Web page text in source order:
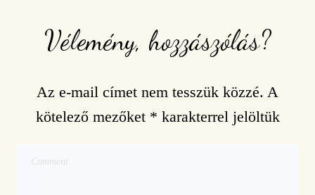
Vélemény, hozzászólás?
Az e-mail címet nem tesszük közzé. A
kötelező mezőket * karakterrel jelöltük